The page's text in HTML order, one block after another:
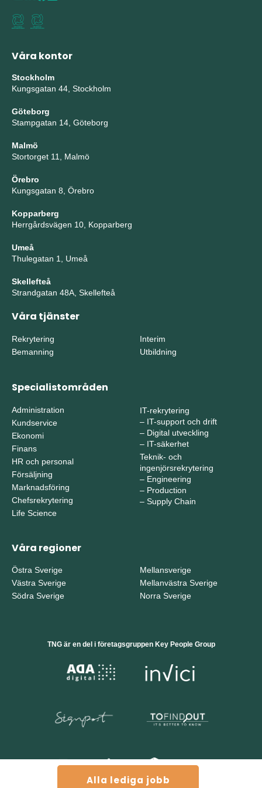
Alla lediga jobb
Våra kontor
Stockholm
Kungsgatan 44, Stockholm
Göteborg
Stampgatan 14, Göteborg
Malmö
Stortorget 11, Malmö
Örebro
Kungsgatan 8, Örebro
Kopparberg
Herrgårdsvägen 10, Kopparberg
Umeå
Thulegatan 1, Umeå
Skellefteå
Strandgatan 48A, Skellefteå
Våra tjänster
Rekrytering
Bemanning
Interim
Utbildning
Specialistområden
Administration
Kundservice
Ekonomi
Finans
HR och personal
Försäljning
Marknadsföring
Chefsrekrytering
Life Science
IT-rekrytering
– IT-support och drift
– Digital utveckling
– IT-säkerhet
Teknik- och
ingenjörsrekrytering
– Engineering
– Production
– Supply Chain
Våra regioner
Östra Sverige
Västra Sverige
Södra Sverige
Mellansverige
Mellanvästra Sverige
Norra Sverige
TNG är en del i företagsgruppen Key People Group